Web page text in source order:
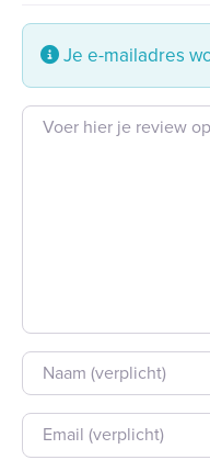
Je e-mailadres
Beoordeling tekst
Naam
E-mail